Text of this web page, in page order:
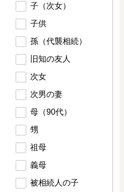
子（次女）
子供
孫（代襲相続）
旧知の友人
次女
次男の妻
母（90代）
甥
祖母
義母
被相続人の子